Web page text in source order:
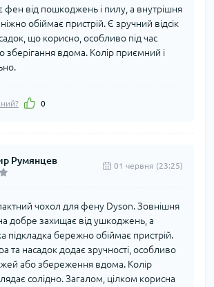
фен від пошкоджень і пилу, а внутрішня
обіймає пристрій. Є зручний відсік
що корисно, особливо під час
зберігання вдома. Колір приємний і
0
Румянцев 01 червня (23:25)
чохол для фену Dyson. Зовнішня
добре захищає від ушкоджень, а
підкладка бережно обіймає пристрій.
та насадок додає зручності, особливо
або збереження вдома. Колір
солідно. Загалом, цілком корисна